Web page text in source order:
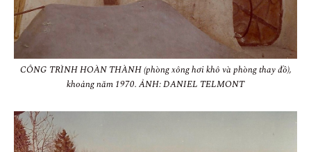
CÔNG TRÌNH HOÀN THÀNH (phòng xông hơi khô và phòng thay đồ),
khoảng năm 1970. ẢNH: DANIEL TELMONT